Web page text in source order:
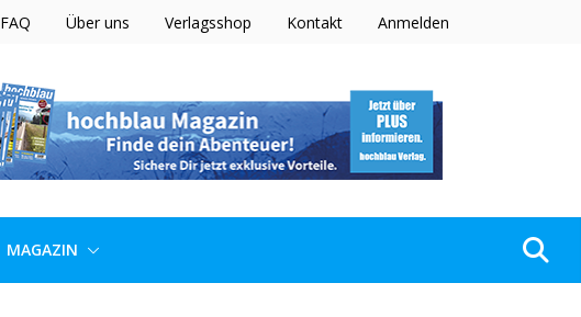
FAQ Über uns Verlagsshop Kontakt Anmelden
MAGAZIN